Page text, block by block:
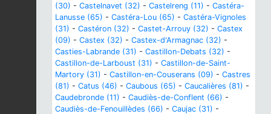
(30) - Castelnavet (32) - Castelreng (11) - Castéra-
Lanusse (65) - Castéra-Lou (65) - Castéra-Vignoles
(31) - Castéron (32) - Castet-Arrouy (32) - Castex
(09) - Castex (32) - Castex-d'Armagnac (32) -
Casties-Labrande (31) - Castillon-Debats (32) -
Castillon-de-Larboust (31) - Castillon-de-Saint-
Martory (31) - Castillon-en-Couserans (09) - Castres
(81) - Catus (46) - Caubous (65) - Caucalières (81) -
Caudebronde (11) - Caudiès-de-Conflent (66) -
Caudiès-de-Fenouillèdes (66) - Caujac (31) -